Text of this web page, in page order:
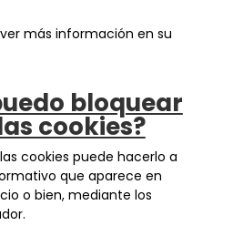
más información en su
bloquear
cookies?
cookies puede hacerlo a
que aparece en
o bien, mediante los